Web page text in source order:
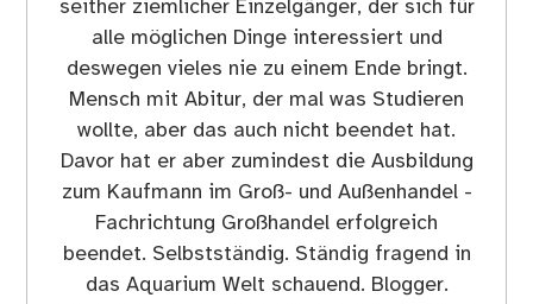
seither ziemlicher Einzelgänger, der sich für
alle möglichen Dinge interessiert und
deswegen vieles nie zu einem Ende bringt.
Mensch mit Abitur, der mal was Studieren
wollte, aber das auch nicht beendet hat.
Davor hat er aber zumindest die Ausbildung
zum Kaufmann im Groß- und Außenhandel -
Fachrichtung Großhandel erfolgreich
beendet. Selbstständig. Ständig fragend in
das Aquarium Welt schauend. Blogger.